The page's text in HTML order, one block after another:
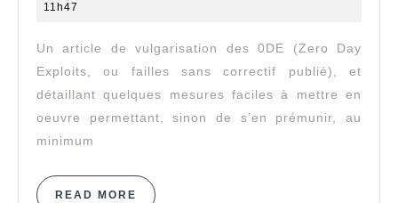
11h47
Un article de vulgarisation des 0DE (Zero Day
Exploits, ou failles sans correctif publié), et
détaillant quelques mesures faciles à mettre en
oeuvre permettant, sinon de s’en prémunir, au
minimum
READ MORE READ